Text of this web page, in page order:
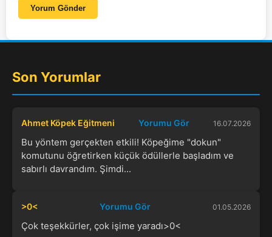
Yorum Gönder
Son Yorumlar
Ahmet Köpek Eğitmeni Yorumu Gör 16.07.2026
Bu yöntem gerçekten etkili! Köpeğime "dokun"
komutunu öğretirken küçük ödüllerle başladım ve
sabırlı davrandım. Şimdi...
>0< Yorumu Gör 01.05.2026
Çok teşekkürler, çok işime yaradı>0<